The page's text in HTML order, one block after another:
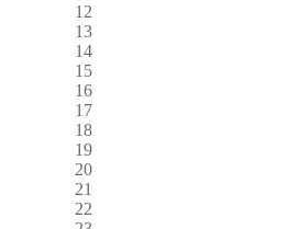
12
13
14
15
16
17
18
19
20
21
22